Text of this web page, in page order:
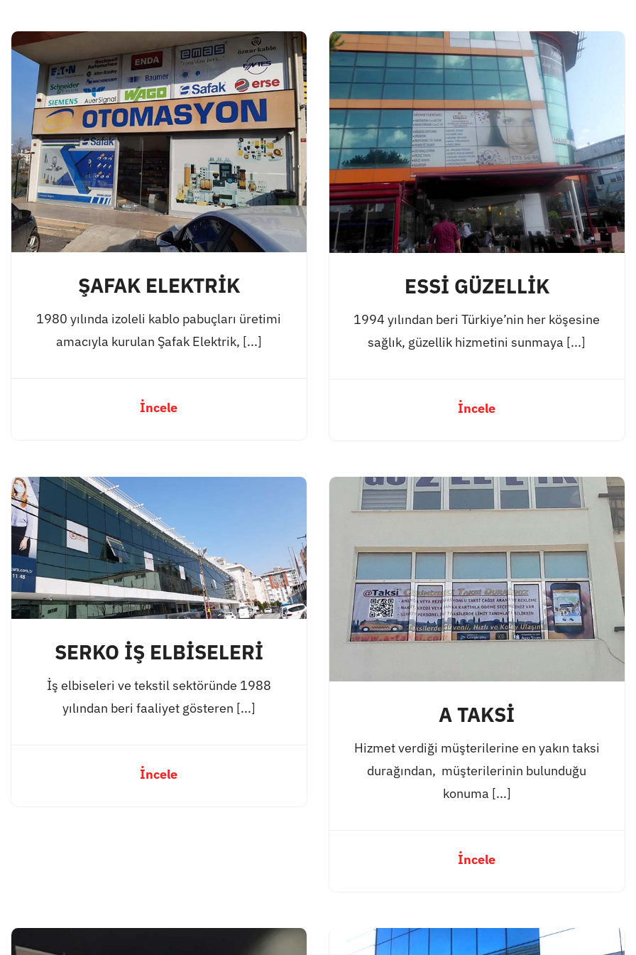
ŞAFAK ELEKTRİK
1980 yılında izoleli kablo pabuçları üretimi
amacıyla kurulan Şafak Elektrik, [...]
İncele
ESSİ GÜZELLİK
1994 yılından beri Türkiye’nin her köşesine
sağlık, güzellik hizmetini sunmaya [...]
İncele
SERKO İŞ ELBİSELERİ
İş elbiseleri ve tekstil sektöründe 1988
yılından beri faaliyet gösteren [...]
İncele
A TAKSİ
Hizmet verdiği müşterilerine en yakın taksi
durağından, müşterilerinin bulunduğu
konuma [...]
İncele